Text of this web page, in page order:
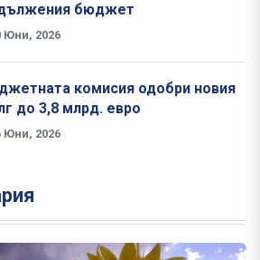
бюджет
Юни, 2026
комисия одобри новия
до 3,8 млрд. евро
Юни, 2026